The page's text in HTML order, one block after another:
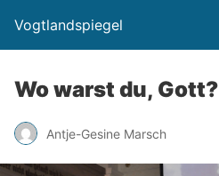
Vogtlandspiegel
Wo warst du, Gott?
Antje-Gesine Marsch